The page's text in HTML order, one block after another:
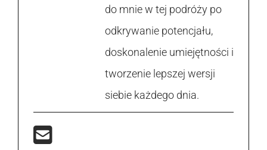
do mnie w tej podróży po
odkrywanie potencjału,
doskonalenie umiejętności i
tworzenie lepszej wersji
siebie każdego dnia.